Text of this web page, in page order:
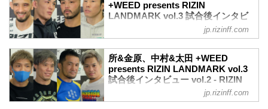
3,300円（税込）
当日チケット 5/5（祝・木）0:00〜 3,...
vol.3
2022年5月5日（祝・木）18:00開場 /
19:00開始
会場
都内某所
※ご来場のお客様のみお知らせいたしま
主催
+WEED presents RIZIN
LANDMARK vol.3 試合後インタビ
ュー vol.1 - RIZIN FIGHTING
FEDERATION オフィシャルサイト
5月5日（祝・木）に開催された+WEED
presents RIZIN LANDMARK vol.3の出場
選手たちの試合後インタビューを公開！
クレベル・コイケ「次はタイトルマッチ
でよろしくお願いします！」
jp.rizinff.com
所&金原、中村&太田 +WEED
presents RIZIN LANDMARK vol.3
試合後インタビュー vol.2 - RIZIN
FIGHTING FEDERATION オフィシ
ャルサイト
jp.rizinff.com